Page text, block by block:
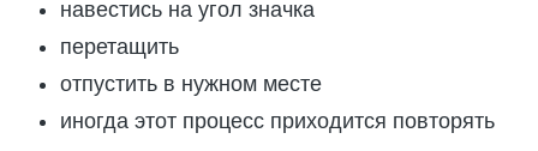
навестись на угол значка
перетащить
отпустить в нужном месте
иногда этот процесс приходится повторять